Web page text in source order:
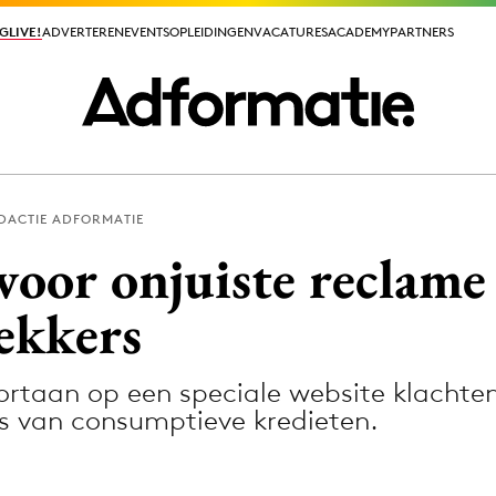
ADVERTERENEVENTSOPLEIDINGENVACATURESACADEMYPARTNERS
ADVERTERENEVENTSOPLEIDINGENVACATURESACADEMYPARTNERS
Media
Merkstrategie
ADFORMATIE
onjuiste reclame
op een speciale website
van consumptieve kredieten.